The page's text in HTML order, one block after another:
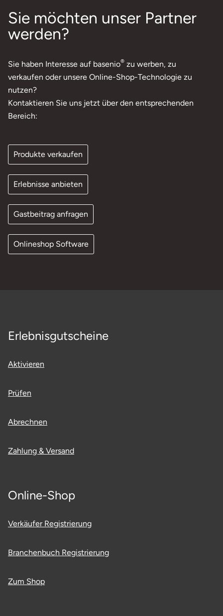
Sie möchten unser Partner
werden?
Sie haben Interesse auf basenio® zu werben, zu
verkaufen oder unsere Online-Shop-Technologie zu
nutzen?
Kontaktieren Sie uns jetzt über den entsprechenden
Bereich:
Produkte verkaufen
Erlebnisse anbieten
Gastbeitrag anfragen
Onlineshop Software
Erlebnisgutscheine
Aktivieren
Prüfen
Abrechnen
Zahlung & Versand
Online-Shop
Verkäufer Registrierung
Branchenbuch Registrierung
Zum Shop